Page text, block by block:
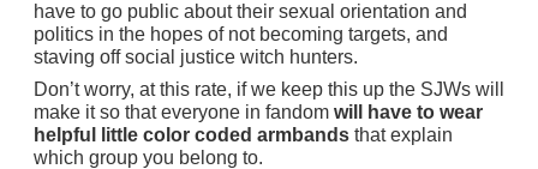
have to go public about their sexual orientation and
politics in the hopes of not becoming targets, and
staving off social justice witch hunters.
Don’t worry, at this rate, if we keep this up the SJWs will
make it so that everyone in fandom will have to wear
helpful little color coded armbandsthat explain
which group you belong to.